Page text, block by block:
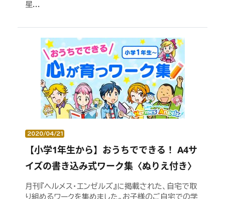
星...
2020/04/21
【小学1年生から】おうちでできる！ A4サ
イズの書き込み式ワーク集〈ぬりえ付き〉
月刊『ヘルメス・エンゼルズ』に掲載された、自宅で取
り組めるワークを集めました。お子様のご自宅での学